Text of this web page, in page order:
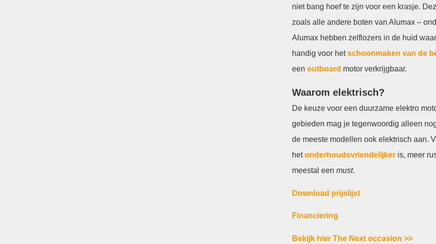
niet bang hoef te zijn voor een krasje.
zoals alle andere boten van Alumax –
Alumax hebben zelflozers in de huid
handig voor hetschoonmaken van de
een outboard motor verkrijgbaar.
Waarom elektrisch?
De keuze voor een duurzame elektro
gebieden mag je tegenwoordig alleen
de meeste modellen ook elektrisch aan.
hetonderhoudsvriendelijker is, meer
meestal een must.
Download prijslijst
Financiering
Bekijk hier The Next occasion >>